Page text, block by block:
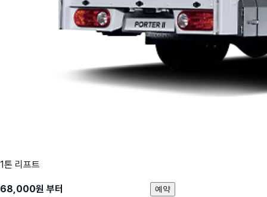
1톤 리프트
68,000원 부터 예약